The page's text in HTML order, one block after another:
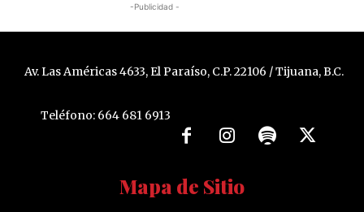
-Publicidad -
Av. Las Américas 4633, El Paraíso, C.P. 22106 / Tijuana, B.C.
Teléfono: 664 681 6913
Mapa de Sitio